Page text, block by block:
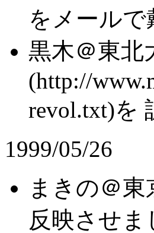
をメール
黒木＠東北
(http://
revol.txt)を
1999/05/26
まきの＠
反映させま